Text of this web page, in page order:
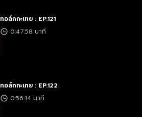
ทอล์กกะเทย : EP.121
0:47:58 นาที
ทอล์กกะเทย : EP.122
0:56:14 นาที